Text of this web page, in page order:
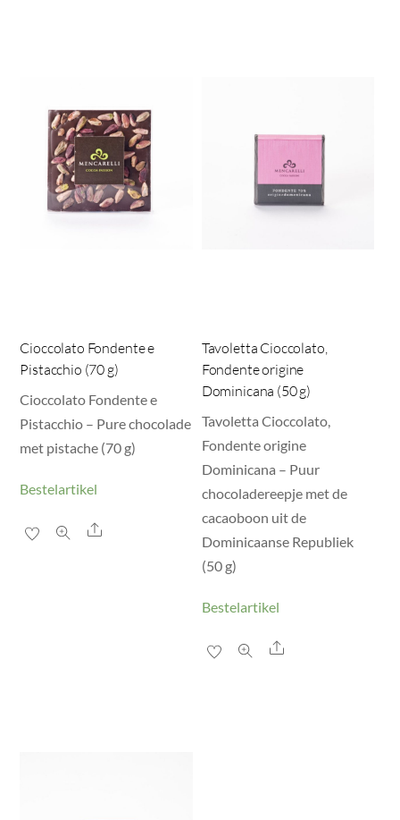
Cioccolato Fondente e
Pistacchio (70 g)
Cioccolato Fondente e
Pistacchio – Pure chocolade
met pistache (70 g)
Bestelartikel
Share
Tavoletta Cioccolato,
Fondente origine
Dominicana (50 g)
Tavoletta Cioccolato,
Fondente origine
Dominicana – Puur
chocoladereepje met de
cacaoboon uit de
Dominicaanse Republiek
(50 g)
Bestelartikel
Share